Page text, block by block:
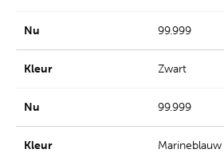
99.999
Zwart
99.999
Marineblauw